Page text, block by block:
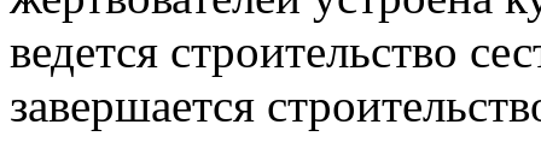
ведется строительство
завершается